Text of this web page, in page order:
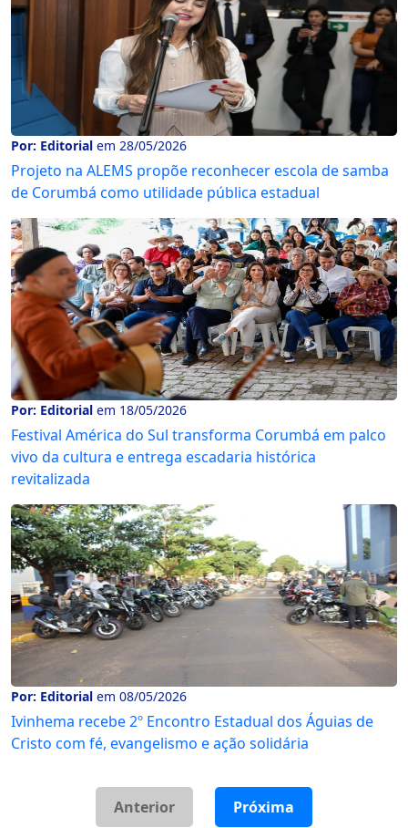
Por: Editorial em 28/05/2026
Projeto na ALEMS propõe reconhecer escola de samba
de Corumbá como utilidade pública estadual
Por: Editorial em 18/05/2026
Festival América do Sul transforma Corumbá em palco
vivo da cultura e entrega escadaria histórica
revitalizada
Por: Editorial em 08/05/2026
Ivinhema recebe 2º Encontro Estadual dos Águias de
Cristo com fé, evangelismo e ação solidária
Anterior Próxima